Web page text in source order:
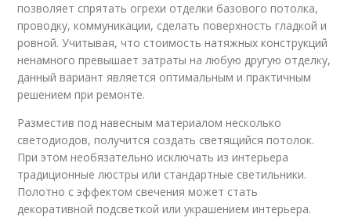
позволяет спрятать огрехи отделки базового потолка,
проводку, коммуникации, сделать поверхность гладкой и
ровной. Учитывая, что стоимость натяжных конструкций
ненамного превышает затраты на любую другую отделку,
данный вариант является оптимальным и практичным
решением при ремонте.
Разместив под навесным материалом несколько
светодиодов, получится создать светящийся потолок.
При этом необязательно исключать из интерьера
традиционные люстры или стандартные светильники.
Полотно с эффектом свечения может стать
декоративной подсветкой или украшением интерьера.